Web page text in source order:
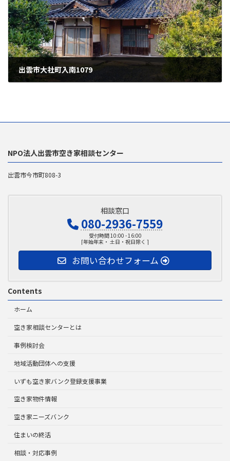
出雲市大社町入南1079
NPO法人出雲市空き家相談センター
出雲市今市町808-3
相談窓口
080-2936-7559
受付時間 10:00 - 16:00
[年始年末・ 土日・祝日除く ]
お問い合わせフォーム
Contents
ホーム
空き家相談センターとは
事例検討会
地域活動団体への支援
いずも空き家バンク登録支援事業
空き家物件情報
空き家ニーズバンク
住まいの終活
相談・対応事例